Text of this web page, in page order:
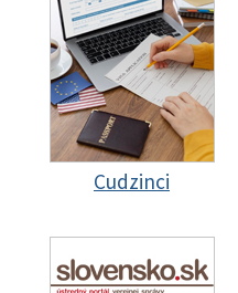
Cudzinci